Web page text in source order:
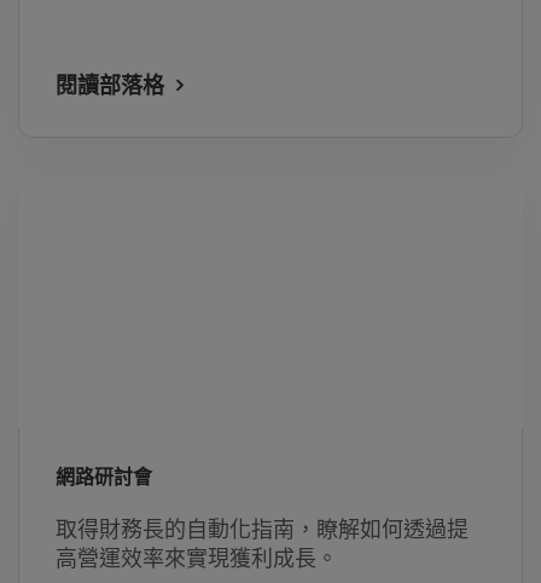
閱讀部落格
網路研討會
取得財務長的自動化指南，瞭解如何透過提
高營運效率來實現獲利成長。